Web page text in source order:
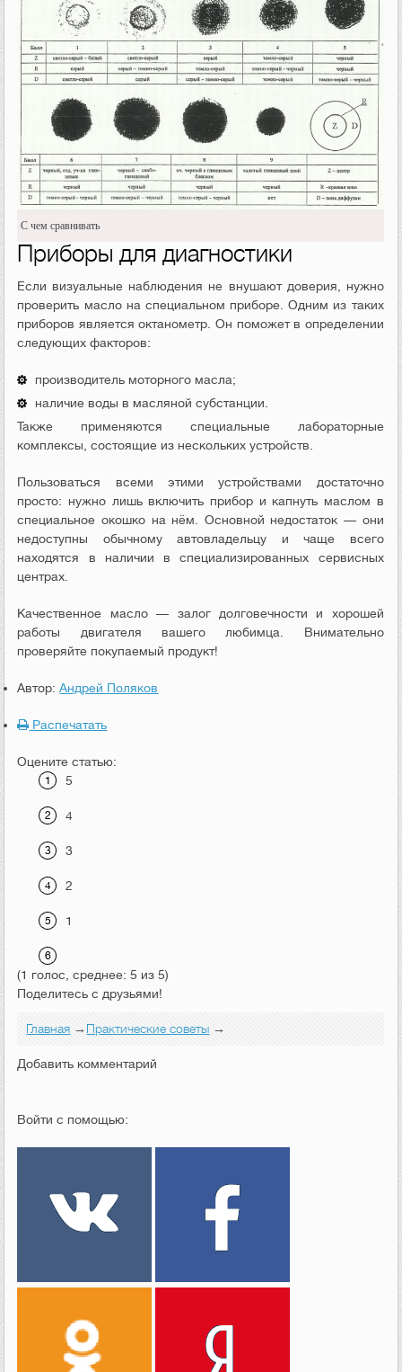
С чем сравнивать
Приборы для диагностики
Если визуальные наблюдения не внушают доверия, нужно
проверить масло на специальном приборе. Одним из таких
приборов является октанометр. Он поможет в определении
следующих факторов:
производитель моторного масла;
наличие воды в масляной субстанции.
Также применяются специальные лабораторные
комплексы, состоящие из нескольких устройств.
Пользоваться всеми этими устройствами достаточно
просто: нужно лишь включить прибор и капнуть маслом в
специальное окошко на нём. Основной недостаток — они
недоступны обычному автовладельцу и чаще всего
находятся в наличии в специализированных сервисных
центрах.
Качественное масло — залог долговечности и хорошей
работы двигателя вашего любимца. Внимательно
проверяйте покупаемый продукт!
Автор:Андрей Поляков
Распечатать
Оцените статью:
5
4
3
2
1
(1 голос, среднее: 5 из 5)
Поделитесь с друзьями!
Главная →Практические советы →
Добавить комментарий
Войти с помощью: